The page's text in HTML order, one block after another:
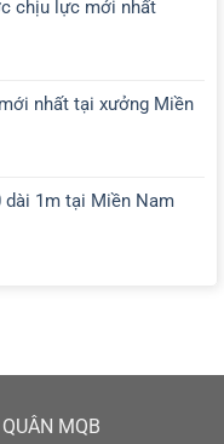
chịu lực mới nhất
nhất tại xưởng Miền
dài 1m tại Miền Nam
MQB